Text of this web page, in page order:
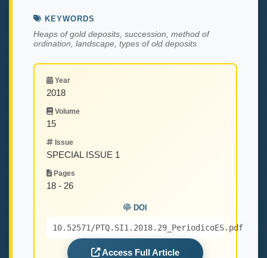
KEYWORDS
Heaps of gold deposits, succession, method of
ordination, landscape, types of old deposits
Year
2018
Volume
15
Issue
SPECIAL ISSUE 1
Pages
18 - 26
DOI
10.52571/PTQ.SI1.2018.29_PeriodicoES.pdf
Access Full Article